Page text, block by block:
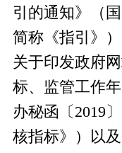
引的通知》（
简称《指引》
关于印发政府
标、监管工作
办秘函〔2019
核指标》）以